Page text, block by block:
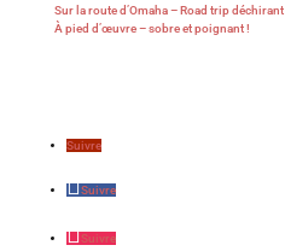
Sur la route d’Omaha – Road trip déchirant
À pied d’œuvre – sobre et poignant !
Suivre
Suivre
Suivre